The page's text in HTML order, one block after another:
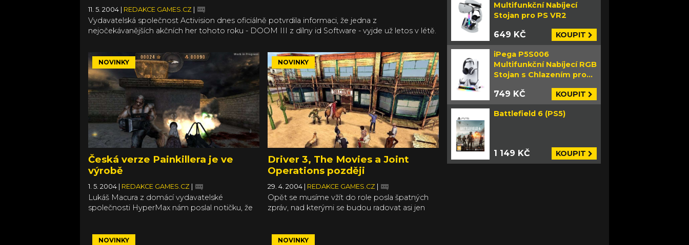
11. 5. 2004 | REDAKCE GAMES.CZ |
Vydavatelská společnost Activision dnes oficiálně potvrdila informaci, že jedna z
nejočekávanějších akčních her tohoto roku - DOOM III z dílny id Software - vyjde už letos v létě.
NOVINKY
Česká verze Painkillera je ve
výrobě
1. 5. 2004 REDAKCE GAMES.CZ
Lukáš Macura z domácí vydavatelské
společnosti HyperMax nám poslal notičku, že
NOVINKY
Driver 3, The Movies a Joint
Operations později
29. 4. 2004 REDAKCE GAMES.CZ
Opět se musíme vžít do role posla špatných
zpráv, nad kterými se budou radovat asi jen
NOVINKY NOVINKY
Multifunkční Nabíjecí
Stojan pro PS VR2
649 KČ KOUPIT
iPega P5S006
Multifunkční Nabíjecí RGB
Stojan s Chlazením pro
749 KČ KOUPIT
Battlefield 6 (PS5)
1 149 KČ KOUPIT